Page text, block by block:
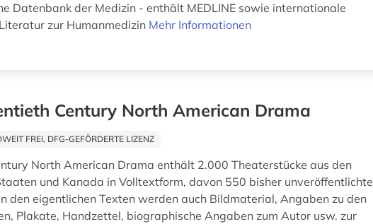
Datenbank der Medizin - enthält MEDLINE sowie internationale
zur Humanmedizin Mehr Informationen
Century North American Drama
FREI, DFG-GEFÖRDERTE LIZENZ
North American Drama enthält 2.000 Theaterstücke aus den
und Kanada in Volltextform, davon 550 bisher unveröffentlichte
den eigentlichen Texten werden auch Bildmaterial, Angaben zu den
Plakate, Handzettel, biographische Angaben zum Autor usw. zur